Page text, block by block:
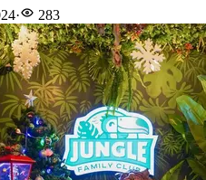
· 283